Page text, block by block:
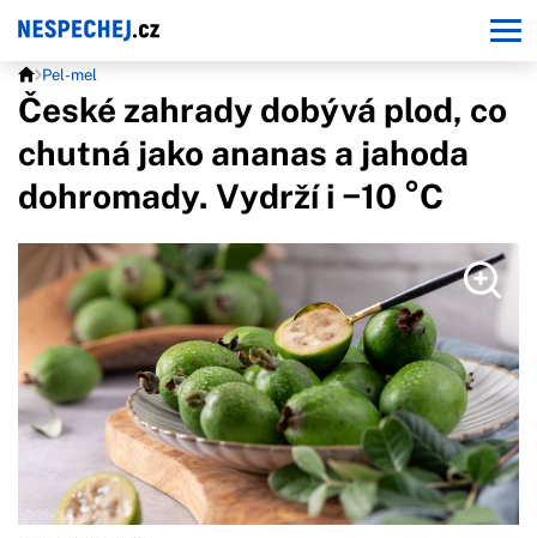
Pel-mel
České zahrady dobývá plod, co
chutná jako ananas a jahoda
dohromady. Vydrží i −10 °C